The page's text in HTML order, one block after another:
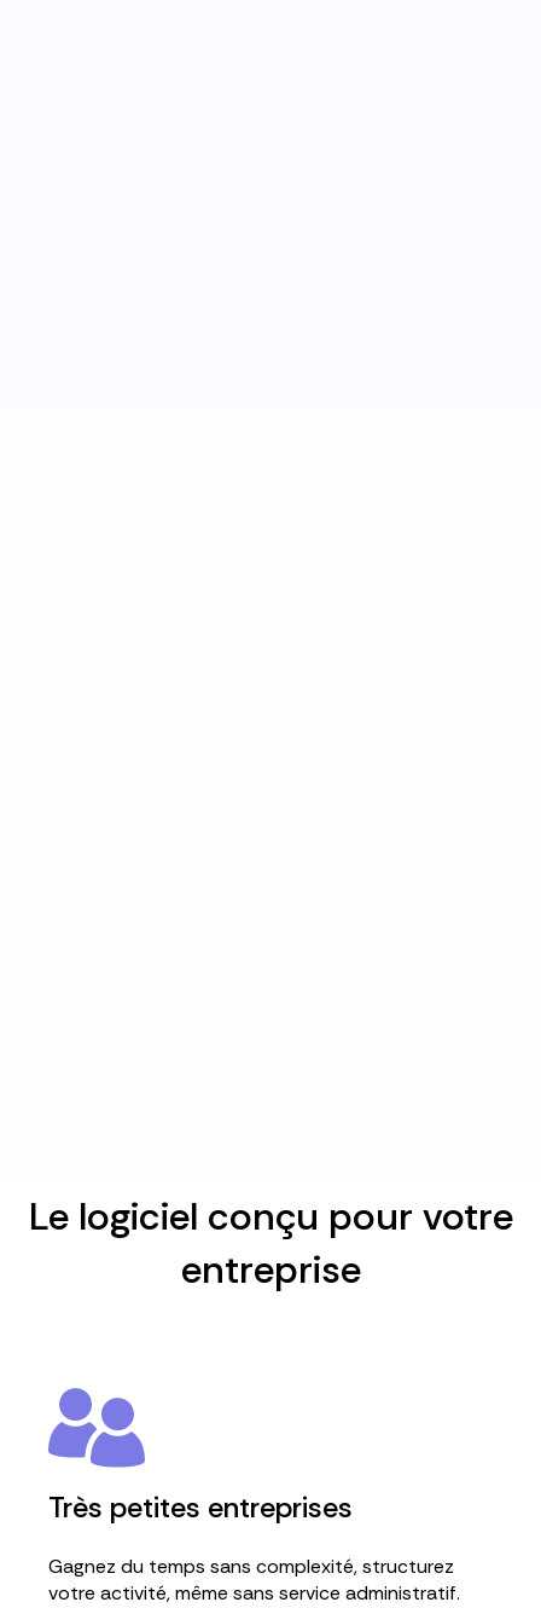
Le logiciel conçu pour votre
entreprise
Très petites entreprises
Gagnez du temps sans complexité, structurez
votre activité, même sans service administratif.